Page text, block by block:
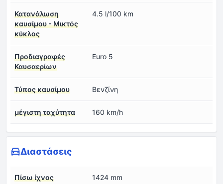
Κατανάλωση
καυσίμου - Μικτός
κύκλος
4.5 l/100 km
Προδιαγραφές
Καυσαερίων
Euro 5
Τύπος καυσίμου Βενζίνη
μέγιστη ταχύτητα 160 km/h
Διαστάσεις
Πίσω ίχνος 1424 mm